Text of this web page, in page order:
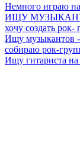
Немного играю
ИЩУ
хочу создать рок-
Ищу музыкантов
собираю рок-
Ищу гитариста на